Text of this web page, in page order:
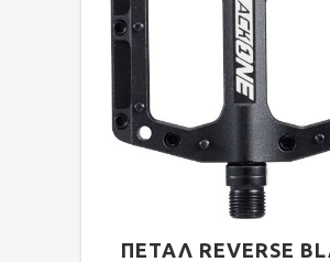
ΠΕΤΑΛ REVERSE